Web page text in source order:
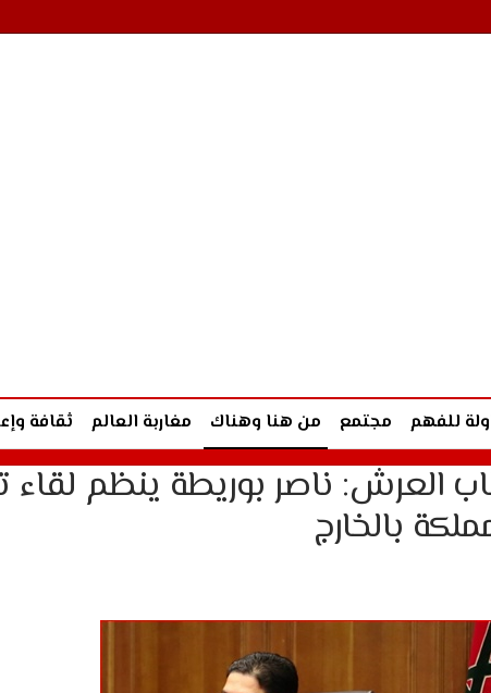
للفهم مجتمع من هنا وهناك مغاربة العالم ثقافة
العرش: ناصر بوريطة ينظم لقاء
بالخارج